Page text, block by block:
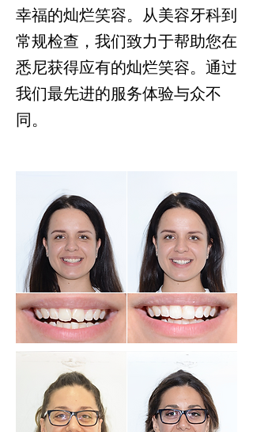
幸福的灿烂笑容。从美容牙科到
常规检查，我们致力于帮助您在
悉尼获得应有的灿烂笑容。通过
我们最先进的服务体验与众不
同。